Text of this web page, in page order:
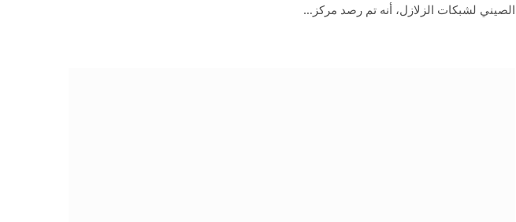
الصيني لشبكات الزلازل، أنه تم رصد مركز…